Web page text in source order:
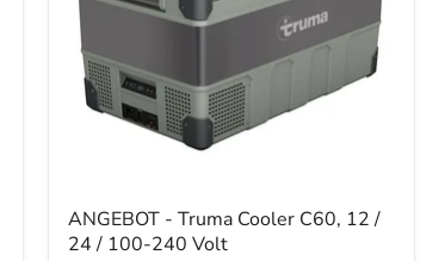
ANGEBOT - Truma Cooler C60, 12 /
24 / 100-240 Volt